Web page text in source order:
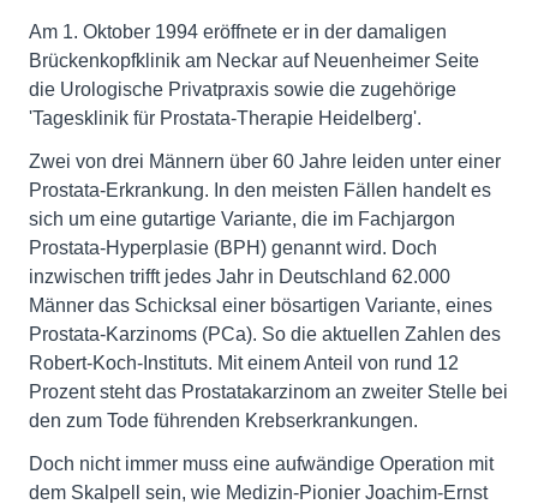
Am 1. Oktober 1994 eröffnete er in der damaligen
Brückenkopfklinik am Neckar auf Neuenheimer Seite
die Urologische Privatpraxis sowie die zugehörige
'Tagesklinik für Prostata-Therapie Heidelberg'.
Zwei von drei Männern über 60 Jahre leiden unter einer
Prostata-Erkrankung. In den meisten Fällen handelt es
sich um eine gutartige Variante, die im Fachjargon
Prostata-Hyperplasie (BPH) genannt wird. Doch
inzwischen trifft jedes Jahr in Deutschland 62.000
Männer das Schicksal einer bösartigen Variante, eines
Prostata-Karzinoms (PCa). So die aktuellen Zahlen des
Robert-Koch-Instituts. Mit einem Anteil von rund 12
Prozent steht das Prostatakarzinom an zweiter Stelle bei
den zum Tode führenden Krebserkrankungen.
Doch nicht immer muss eine aufwändige Operation mit
dem Skalpell sein, wie Medizin-Pionier Joachim-Ernst